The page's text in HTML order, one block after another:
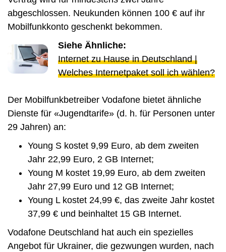
abgeschlossen. Neukunden können 100 € auf ihr
Mobilfunkkonto geschenkt bekommen.
Siehe Ähnliche:
Internet zu Hause in Deutschland |
Welches Internetpaket soll ich wählen?
Der Mobilfunkbetreiber Vodafone bietet ähnliche
Dienste für «Jugendtarife» (d. h. für Personen unter
29 Jahren) an:
Young S kostet 9,99 Euro, ab dem zweiten
Jahr 22,99 Euro, 2 GB Internet;
Young M kostet 19,99 Euro, ab dem zweiten
Jahr 27,99 Euro und 12 GB Internet;
Young L kostet 24,99 €, das zweite Jahr kostet
37,99 € und beinhaltet 15 GB Internet.
Vodafone Deutschland hat auch ein spezielles
Angebot für Ukrainer, die gezwungen wurden, nach